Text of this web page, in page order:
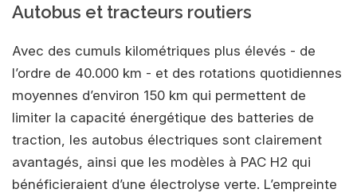
Autobus et tracteurs routiers
Avec des cumuls kilométriques plus élevés - de
l’ordre de 40.000 km - et des rotations quotidiennes
moyennes d’environ 150 km qui permettent de
limiter la capacité énergétique des batteries de
traction, les autobus électriques sont clairement
avantagés, ainsi que les modèles à PAC H2 qui
bénéficieraient d’une électrolyse verte. L’empreinte